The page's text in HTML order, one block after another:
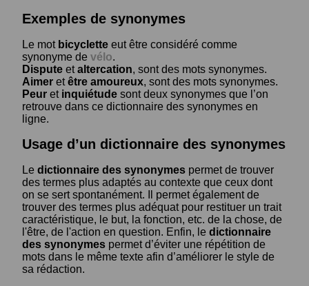
Exemples de synonymes
Le mot bicyclette eut être considéré comme
synonyme de vélo.
Dispute etaltercation, sont des mots synonymes.
Aimer etêtre amoureux, sont des mots synonymes.
Peur et inquiétude sont deux synonymes que l’on
retrouve dans ce dictionnaire des synonymes en
ligne.
Usage d’un dictionnaire des synonymes
Le dictionnaire des synonymes permet de trouver
des termes plus adaptés au contexte que ceux dont
on se sert spontanément. Il permet également de
trouver des termes plus adéquat pour restituer un trait
caractéristique, le but, la fonction, etc. de la chose, de
l'être, de l'action en question. Enfin, le dictionnaire
des synonymes permet d’éviter une répétition de
mots dans le même texte afin d’améliorer le style de
sa rédaction.